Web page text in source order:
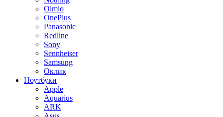
Olmio
OnePlus
Panasonic
Redline
Sony
Sennheiser
Samsung
Оклик
Ноутбуки
Apple
Aquarius
ARK